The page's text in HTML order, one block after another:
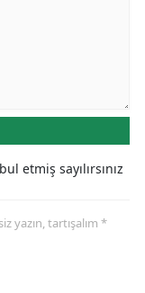
etmiş sayılırsınız
yazın, tartışalım *